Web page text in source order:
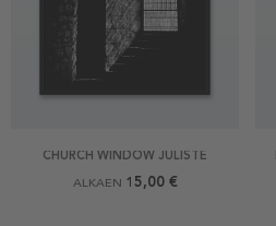
CHURCH WINDOW JULISTE
ALKAEN 15,00 €